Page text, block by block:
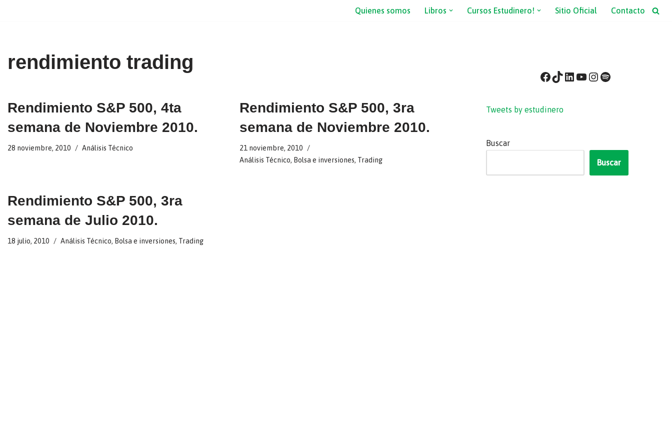
Quienes somos Libros Cursos Estudinero! Sitio Oficial Contacto
rendimiento trading
Rendimiento S&P 500, 4ta
semana de Noviembre 2010.
28 noviembre, 2010 Análisis Técnico
Rendimiento S&P 500, 3ra
semana de Noviembre 2010.
21 noviembre, 2010
Análisis Técnico, Bolsa e inversiones, Trading
Rendimiento S&P 500, 3ra
semana de Julio 2010.
18 julio, 2010 Análisis Técnico, Bolsa e inversiones, Trading
Tweets by estudinero
Buscar
Buscar